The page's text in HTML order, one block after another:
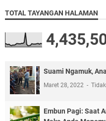
TOTAL TAYANGAN HALAMAN
Suami Ngamuk,
Maret 28, 2022
Embun Pagi: Saat